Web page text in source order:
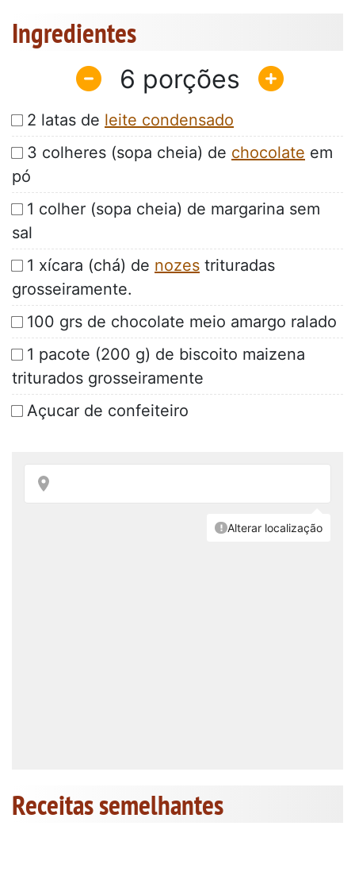
Ingredientes
6
2 latas de leite condensado
3 colheres (sopa cheia) de chocolate em
pó
1 colher (sopa cheia) de margarina sem
sal
1 xícara (chá) de nozes trituradas
grosseiramente.
100 grs de chocolate meio amargo ralado
1 pacote (200 g) de biscoito maizena
triturados grosseiramente
Açucar de confeiteiro
Receitas semelhantes